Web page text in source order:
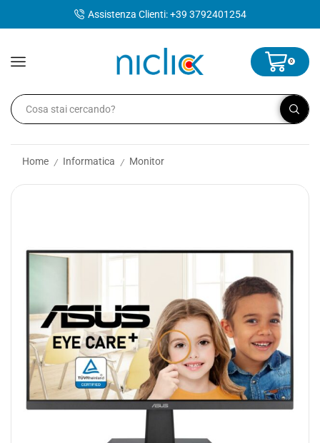
Assistenza Clienti: +39 3792401254
0
Home / Informatica / Monitor